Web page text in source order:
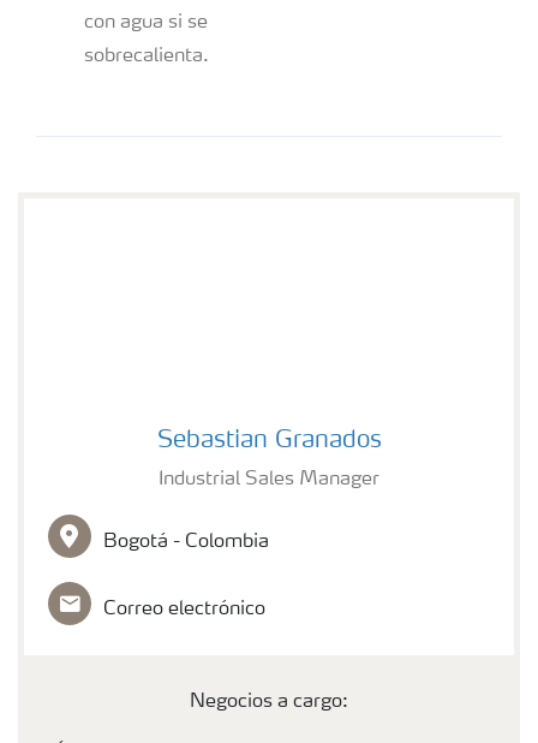
con agua si se
sobrecalienta.
Sebastian Granados
Industrial Sales Manager
Bogotá - Colombia
Correo electrónico
Negocios a cargo: